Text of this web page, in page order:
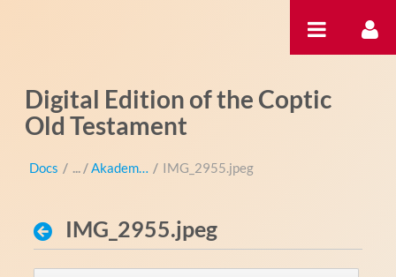
Digital Edition of the Coptic
Old Testament
Docs / Akademientag / IMG_2955.jpeg
IMG_2955.jpeg